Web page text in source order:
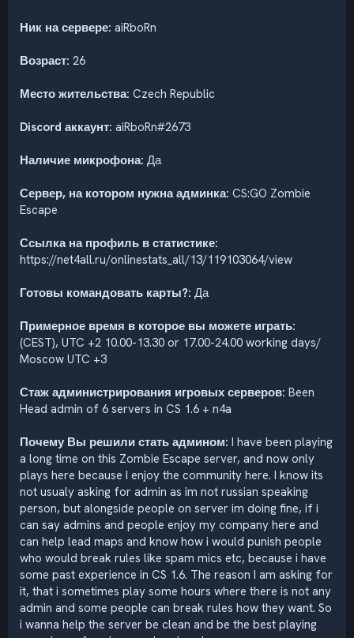
Ник на сервере: aiRboRn
Возраст: 26
Место жительства: Czech Republic
Discord аккаунт: aiRboRn#2673
Наличие микрофона: Да
Сервер, на котором нужна админка: CS:GO Zombie
Escape
Ссылка на профиль в статистике:
https://net4all.ru/onlinestats_all/13/119103064/view
Готовы командовать карты?: Да
Примерное время в которое вы можете играть:
(CEST), UTC +2 10.00-13.30 or 17.00-24.00 working days/
Moscow UTC +3
Стаж администрирования игровых серверов: Been
Head admin of 6 servers in CS 1.6 + n4a
Почему Вы решили стать админом: I have been playing
a long time on this Zombie Escape server, and now only
plays here because I enjoy the community here. I know its
not usualy asking for admin as im not russian speaking
person, but alongside people on server im doing fine, if i
can say admins and people enjoy my company here and
can help lead maps and know how i would punish people
who would break rules like spam mics etc, because i have
some past experience in CS 1.6. The reason I am asking for
it, that i sometimes play some hours where there is not any
admin and some people can break rules how they want. So
i wanna help the server be clean and be the best playing